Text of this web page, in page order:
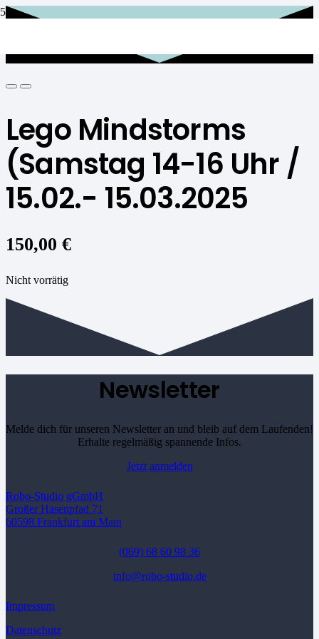
Lego Mindstorms
(Samstag 14-16 Uhr /
15.02.- 15.03.2025
150,00 €
Nicht vorrätig
Newsletter
Melde dich für unseren Newsletter an und bleib auf dem Laufenden!
Erhalte regelmäßig spannende Infos.
Jetzt anmelden
Robo-Studio gGmbH
Großer Hasenpfad 71
60598 Frankfurt am Main
(069) 68 60 98 36
info@robo-studio.de
Impressum
Datenschutz